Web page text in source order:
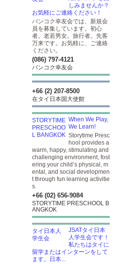
しみませんか？
お気軽にご連絡ください！
バンコク幸友会では、新規会
員を募集しています。初心
者。老若男女。旅行者。先客
万来です。お気軽に、ご連絡
ください。
(086) 797-4121
バンコク幸友会
+66 (2) 207-8500
在タイ日本国大使館
When We Play,
We Learn!
Storytime Presc
hool provides a
warm, happy, stimulating and
challenging environment, fost
ering your child’s physical, m
ental, and social developmen
t through fun learning activitie
s.
+66 (02) 656-9084
STORYTIME PRESCHOOL B
ANGKOK
JSATタイ日本
人学生会です！
私たちはタイに
留学またはインターンをして
ます。日本...